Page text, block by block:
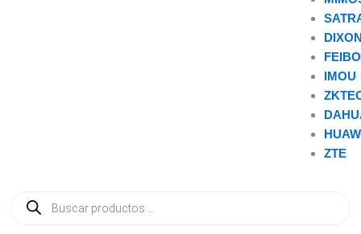
IMOU
ZTE